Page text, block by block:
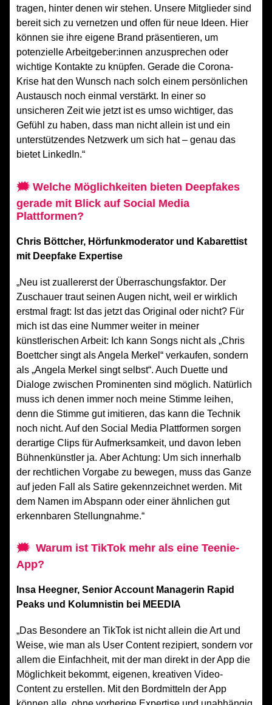
tragen, hinter denen wir stehen. Unsere Mitglieder sind
bereit sich zu vernetzen und offen für neue Ideen. Hier
können sie ihre eigene Brand präsentieren, um
potenzielle Arbeitgeber:innen anzusprechen oder
wichtige Kontakte zu knüpfen. Gerade die Corona-
Krise hat den Wunsch nach solch einem persönlichen
Austausch noch einmal verstärkt. In einer so
unsicheren Zeit wie jetzt ist es umso wichtiger, das
Gefühl zu haben, dass man nicht allein ist und ein
unterstützendes Netzwerk um sich hat – genau das
bietet LinkedIn.“
🗯 Welche Möglichkeiten bieten Deepfakes
gerade mit Blick auf Social Media
Plattformen?
Chris Böttcher, Hörfunkmoderator und Kabarettist
mit Deepfake Expertise
„Neu ist zuallererst der Überraschungsfaktor. Der
Zuschauer traut seinen Augen nicht, weil er wirklich
erstmal fragt: Ist das jetzt das Original oder nicht? Für
mich ist das eine Nummer weiter in meiner
künstlerischen Arbeit: Ich kann Songs nicht als „Chris
Boettcher singt als Angela Merkel“ verkaufen, sondern
als „Angela Merkel singt selbst“. Auch Duette und
Dialoge zwischen Prominenten sind möglich. Natürlich
muss ich denen immer noch meine Stimme leihen,
denn die Stimme gut imitieren, das kann die Technik
noch nicht. Auf den Social Media Plattformen sorgen
derartige Clips für Aufmerksamkeit, und davon leben
Bühnenkünstler ja. Aber Achtung: Um sich innerhalb
der rechtlichen Vorgabe zu bewegen, muss das Ganze
auf jeden Fall als Satire gekennzeichnet werden. Mit
dem Namen im Abspann oder einer ähnlichen gut
erkennbaren Stellungnahme.“
🗯 Warum ist TikTok mehr als eine Teenie-
App?
Insa Heegner, Senior Account Managerin Rapid
Peaks und Kolumnistin bei MEEDIA
„Das Besondere an TikTok ist nicht allein die Art und
Weise, wie man als User Content rezipiert, sondern vor
allem die Einfachheit, mit der man direkt in der App die
Möglichkeit bekommt, eigenen, kreativen Video-
Content zu erstellen. Mit den Bordmitteln der App